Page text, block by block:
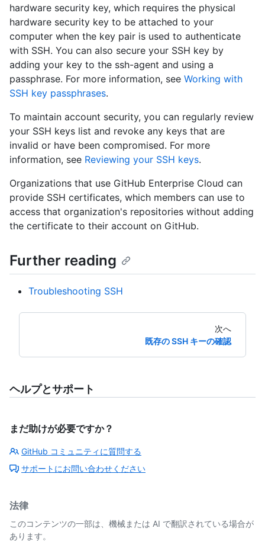
hardware security key, which requires the physical
hardware security key to be attached to your
computer when the key pair is used to authenticate
with SSH. You can also secure your SSH key by
adding your key to the ssh-agent and using a
passphrase. For more information, see Working with
SSH key passphrases.
To maintain account security, you can regularly review
your SSH keys list and revoke any keys that are
invalid or have been compromised. For more
information, see Reviewing your SSH keys.
Organizations that use GitHub Enterprise Cloud can
provide SSH certificates, which members can use to
access that organization's repositories without adding
the certificate to their account on GitHub.
Further reading
Troubleshooting SSH
次へ
既存の SSH キーの確認
ヘルプとサポート
まだ助けが必要ですか？
GitHub コミュニティに質問する
サポートにお問い合わせください
法律
このコンテンツの一部は、機械または AI で翻訳されている場合が
あります。